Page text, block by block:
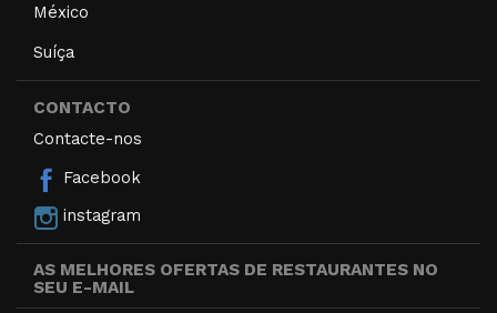
México
Suíça
CONTACTO
Contacte-nos
Facebook
instagram
AS MELHORES OFERTAS DE RESTAURANTES NO
SEU E-MAIL